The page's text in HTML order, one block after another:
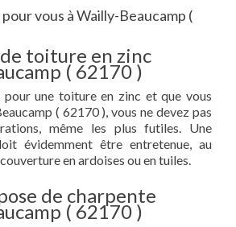
vous à Wailly-Beaucamp (
toiture en zinc
( 62170 )
pour une toiture en zinc et que vous
( 62170 ), vous ne devez pas
même les plus futiles. Une
évidemment être entretenue, au
en ardoises ou en tuiles.
de charpente
( 62170 )